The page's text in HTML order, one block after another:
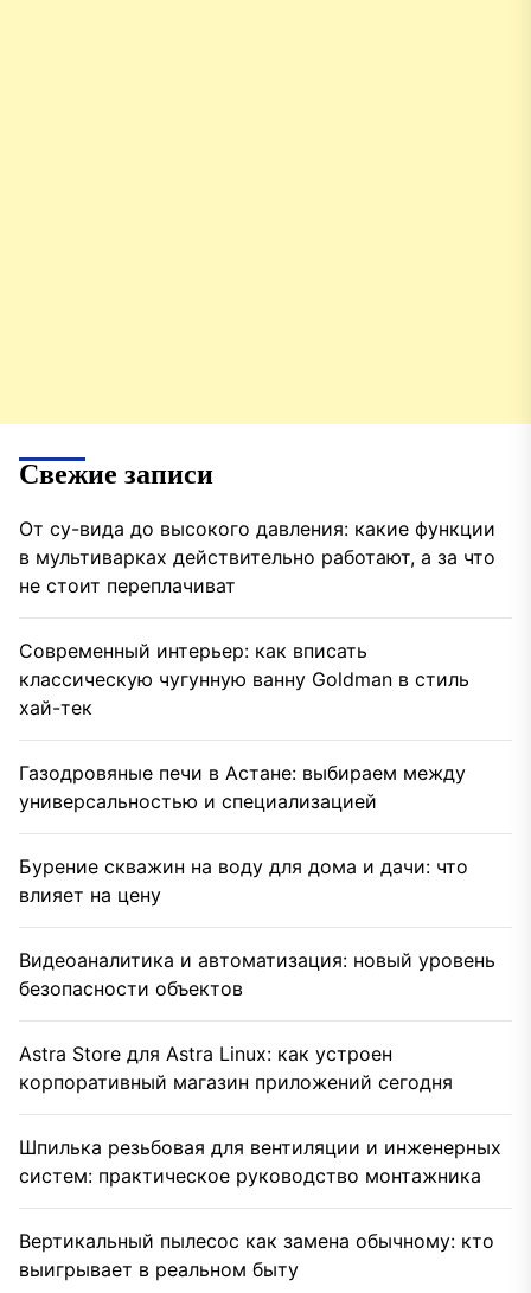
Свежие записи
От су-вида до высокого давления: какие функции
в мультиварках действительно работают, а за что
не стоит переплачиват
Современный интерьер: как вписать
классическую чугунную ванну Goldman в стиль
хай-тек
Газодровяные печи в Астане: выбираем между
универсальностью и специализацией
Бурение скважин на воду для дома и дачи: что
влияет на цену
Видеоаналитика и автоматизация: новый уровень
безопасности объектов
Astra Store для Astra Linux: как устроен
корпоративный магазин приложений сегодня
Шпилька резьбовая для вентиляции и инженерных
систем: практическое руководство монтажника
Вертикальный пылесос как замена обычному: кто
выигрывает в реальном быту